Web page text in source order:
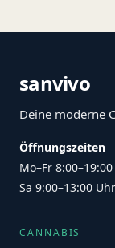
sanvivo
Deine moderne
Öffnungszeiten
Mo–Fr
Sa 9:00–13:00 Uhr
CANNABIS